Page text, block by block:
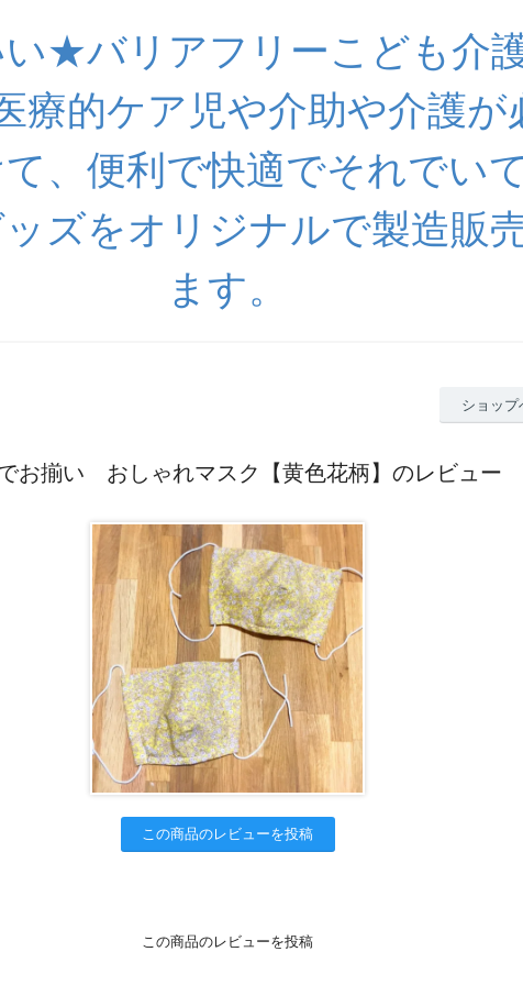
い★バリアフリーこども介
的ケア児や介助や介護が
、便利で快適でそれでい
ズをオリジナルで製造販
ます。
ショップ
お揃い おしゃれマスク【黄色花柄】のレビュー
この商品のレビューを投稿
この商品のレビューを投稿